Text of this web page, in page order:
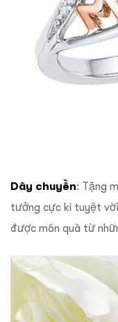
Dây chuyền: Tặng
tưởng cực kì tuyệt
được món quà từ